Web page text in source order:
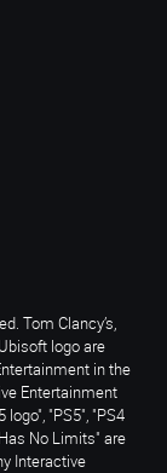
Tom Clancy’s,
logo are
in the
Entertainment
"PS5", "PS4
No Limits" are
Interactive